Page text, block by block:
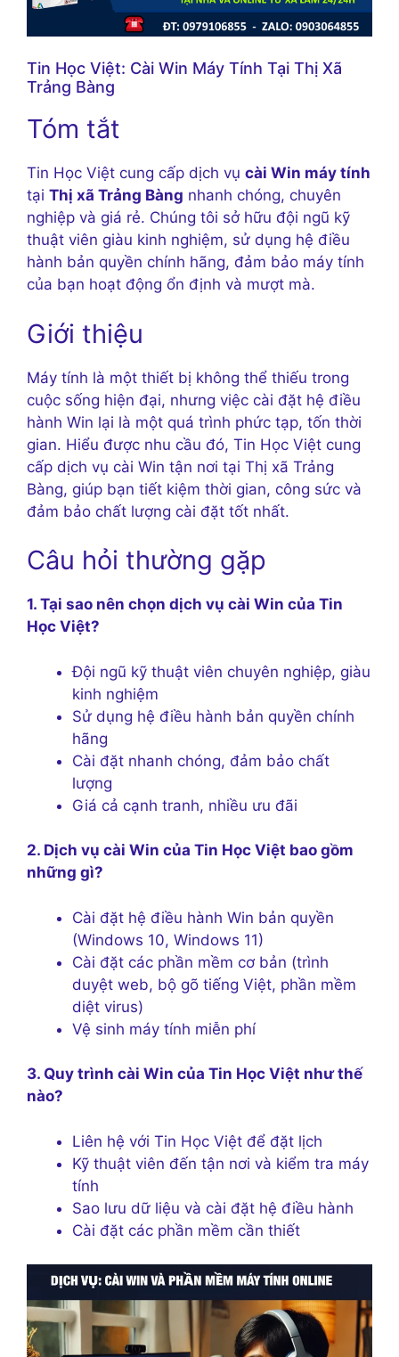
Tin Học Việt: Cài Win Máy Tính Tại Thị Xã
Trảng Bàng
Tóm tắt
Tin Học Việt cung cấp dịch vụ cài Win máy tính
tại Thị xã Trảng Bàng nhanh chóng, chuyên
nghiệp và giá rẻ. Chúng tôi sở hữu đội ngũ kỹ
thuật viên giàu kinh nghiệm, sử dụng hệ điều
hành bản quyền chính hãng, đảm bảo máy tính
của bạn hoạt động ổn định và mượt mà.
Giới thiệu
Máy tính là một thiết bị không thể thiếu trong
cuộc sống hiện đại, nhưng việc cài đặt hệ điều
hành Win lại là một quá trình phức tạp, tốn thời
gian. Hiểu được nhu cầu đó, Tin Học Việt cung
cấp dịch vụ cài Win tận nơi tại Thị xã Trảng
Bàng, giúp bạn tiết kiệm thời gian, công sức và
đảm bảo chất lượng cài đặt tốt nhất.
Câu hỏi thường gặp
1. Tại sao nên chọn dịch vụ cài Win của Tin
Học Việt?
Đội ngũ kỹ thuật viên chuyên nghiệp, giàu
kinh nghiệm
Sử dụng hệ điều hành bản quyền chính
hãng
Cài đặt nhanh chóng, đảm bảo chất
lượng
Giá cả cạnh tranh, nhiều ưu đãi
2. Dịch vụ cài Win của Tin Học Việt bao gồm
những gì?
Cài đặt hệ điều hành Win bản quyền
(Windows 10, Windows 11)
Cài đặt các phần mềm cơ bản (trình
duyệt web, bộ gõ tiếng Việt, phần mềm
diệt virus)
Vệ sinh máy tính miễn phí
3. Quy trình cài Win của Tin Học Việt như thế
nào?
Liên hệ với Tin Học Việt để đặt lịch
Kỹ thuật viên đến tận nơi và kiểm tra máy
tính
Sao lưu dữ liệu và cài đặt hệ điều hành
Cài đặt các phần mềm cần thiết